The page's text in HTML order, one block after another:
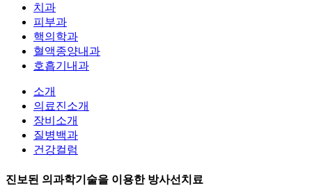
치과
피부과
핵의학과
혈액종양내과
호흡기내과
소개
의료진소개
장비소개
질병백과
건강컬럼
진보된 의과학기술을 이용한 방사선치료